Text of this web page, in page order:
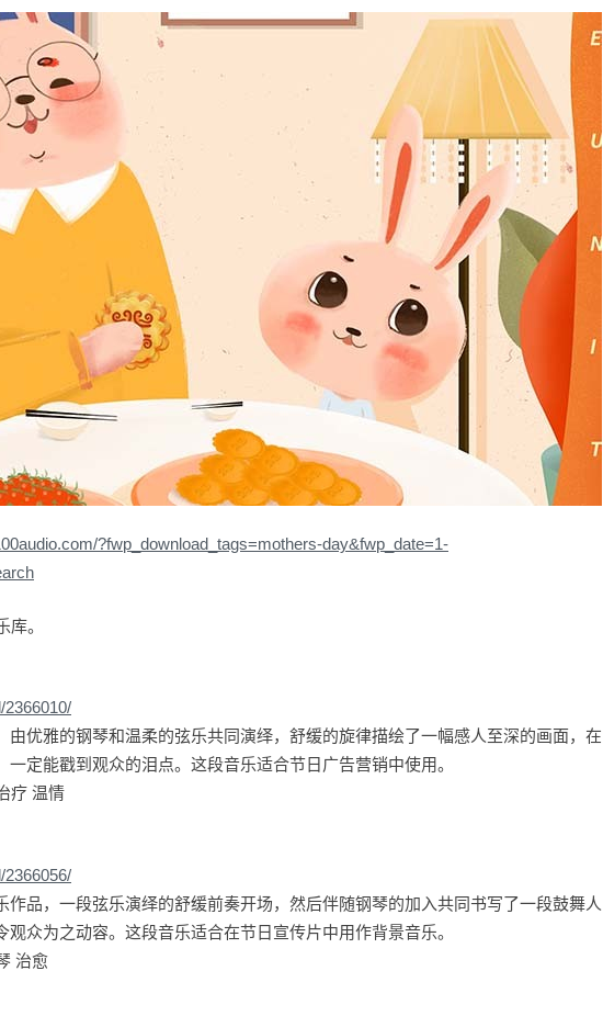
?fwp_download_tags=mothers-day&fwp_date=1-
。
2366010/
由优雅的钢琴和温柔的弦乐共同演绎，舒缓的旋律描绘了一幅感人至深的画面，在
定能戳到观众的泪点。这段音乐适合节日广告营销中使用。
疗 温情
2366056/
作品，一段弦乐演绎的舒缓前奏开场，然后伴随钢琴的加入共同书写了一段鼓舞人
众为之动容。这段音乐适合在节日宣传片中用作背景音乐。
治愈